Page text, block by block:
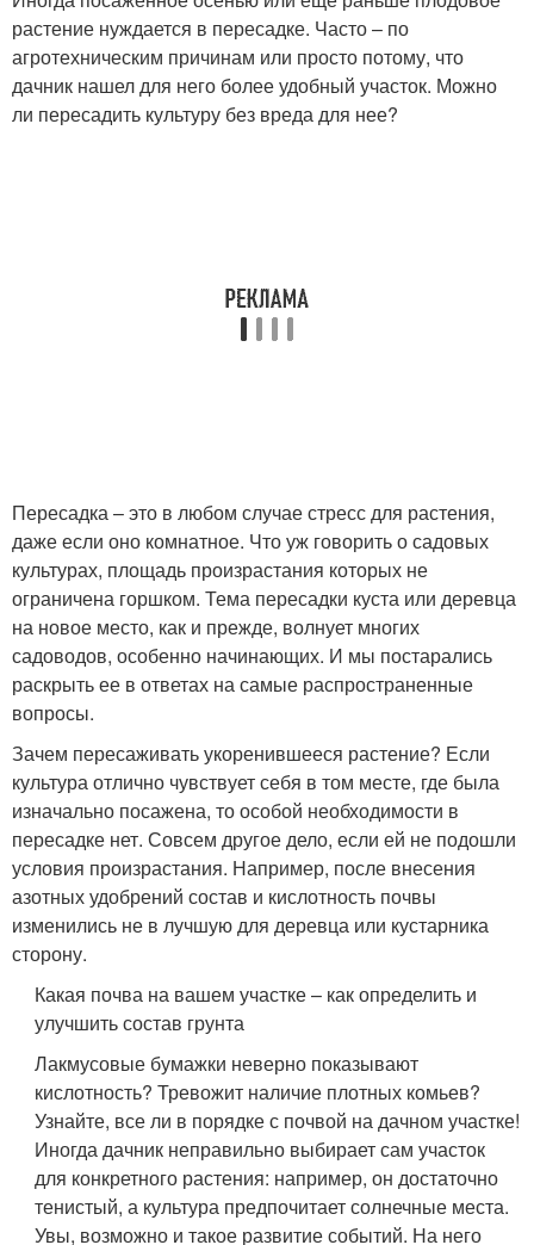
растение нуждается в пересадке. Часто – по
агротехническим причинам или просто потому, что
дачник нашел для него более удобный участок. Можно
ли пересадить культуру без вреда для нее?
Пересадка – это в любом случае стресс для растения,
даже если оно комнатное. Что уж говорить о садовых
культурах, площадь произрастания которых не
ограничена горшком. Тема пересадки куста или деревца
на новое место, как и прежде, волнует многих
садоводов, особенно начинающих. И мы постарались
раскрыть ее в ответах на самые распространенные
вопросы.
Зачем пересаживать укоренившееся растение? Если
культура отлично чувствует себя в том месте, где была
изначально посажена, то особой необходимости в
пересадке нет. Совсем другое дело, если ей не подошли
условия произрастания. Например, после внесения
азотных удобрений состав и кислотность почвы
изменились не в лучшую для деревца или кустарника
сторону.
Какая почва на вашем участке – как определить и
улучшить состав грунта
Лакмусовые бумажки неверно показывают
кислотность? Тревожит наличие плотных комьев?
Узнайте, все ли в порядке с почвой на дачном участке!
Иногда дачник неправильно выбирает сам участок
для конкретного растения: например, он достаточно
тенистый, а культура предпочитает солнечные места.
Увы, возможно и такое развитие событий. На него